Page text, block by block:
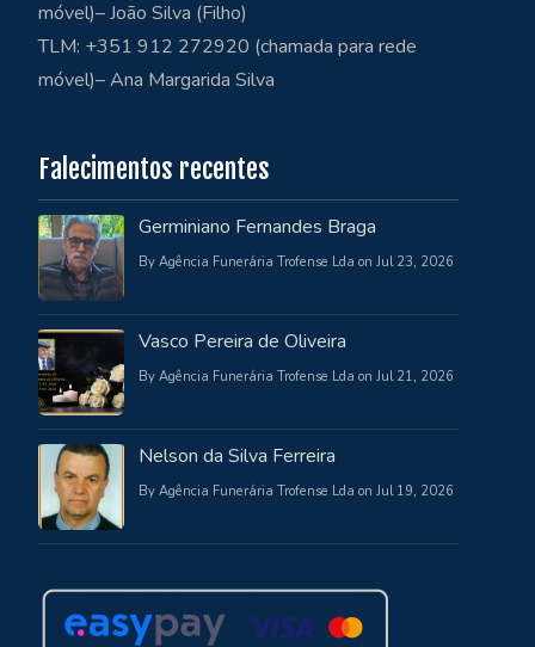
móvel)– João Silva (Filho)
TLM: +351 912 272920 (chamada para rede
móvel)– Ana Margarida Silva
Falecimentos recentes
Germiniano Fernandes Braga
By Agência Funerária Trofense Lda on Jul 23, 2026
Vasco Pereira de Oliveira
By Agência Funerária Trofense Lda on Jul 21, 2026
Nelson da Silva Ferreira
By Agência Funerária Trofense Lda on Jul 19, 2026